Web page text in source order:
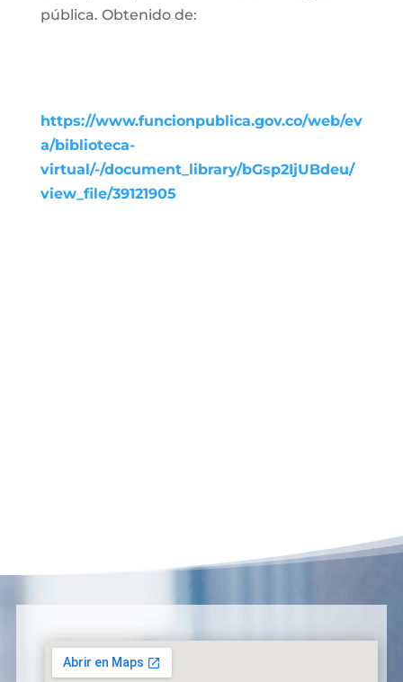
pública. Obtenido de:
https://www.funcionpublica.gov.co/web/ev
a/biblioteca-
virtual/-/document_library/bGsp2IjUBdeu/
view_file/39121905